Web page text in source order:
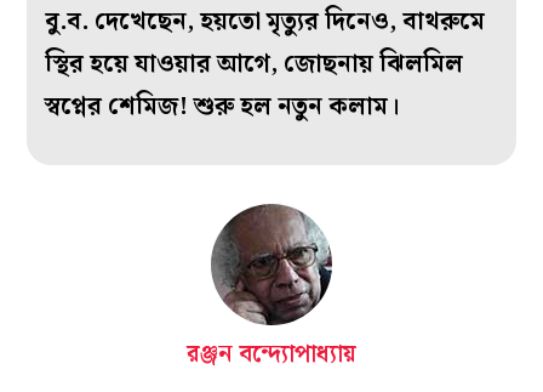
বু.ব. দেখেছেন, হয়তো মৃত‌্যুর দিনেও, বাথরুমে
স্থির হয়ে যাওয়ার আগে, জোছনায় ঝিলমিল
স্বপ্নের শেমিজ! শুরু হল নতুন কলাম।
রঞ্জন বন্দ্যোপাধ্যায়